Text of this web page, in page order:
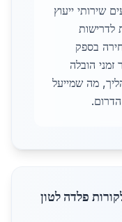
שירותי ייעוץ
לדרישות
בספק
הובלה
מה שמייעל
פלדה לטון